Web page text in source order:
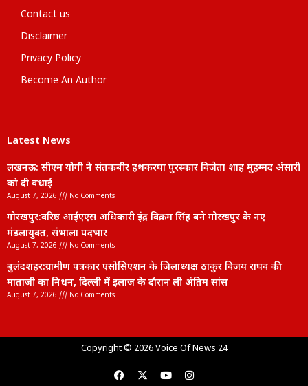
Contact us
Disclaimer
Privacy Policy
Become An Author
Latest News
लखनऊ: सीएम योगी ने संतकबीर हथकरघा पुरस्कार विजेता शाह मुहम्मद अंसारी
को दी बधाई
August 7, 2026 No Comments
गोरखपुर:वरिष्ठ आईएएस अधिकारी इंद्र विक्रम सिंह बने गोरखपुर के नए
मंडलायुक्त, संभाला पदभार
August 7, 2026 No Comments
बुलंदशहर:ग्रामीण पत्रकार एसोसिएशन के जिलाध्यक्ष ठाकुर विजय राघव की
माताजी का निधन, दिल्ली में इलाज के दौरान ली अंतिम सांस
August 7, 2026 No Comments
Copyright © 2026 Voice Of News 24